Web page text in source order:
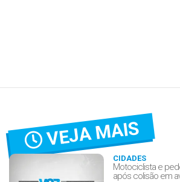
VEJA MAIS
CIDADES
Motociclista e
após colisão em